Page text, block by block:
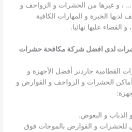
، و غيرها من الحشرات و الزواحف و
الخبرة و المهارات الكافية
عليها نهائيا.
لدى افضل شركة مكافحة حشرات
جاردنز أفضل الأجهزة و
الحشرات و الزواحف و القوارض و
و البعوض.
للحشرات و القوارض بالموجات فوق